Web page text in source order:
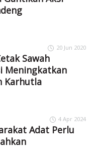
20 Jun 2020
Sawah
Meningkatkan
Karhutla
4 Apr 2024
Adat Perlu